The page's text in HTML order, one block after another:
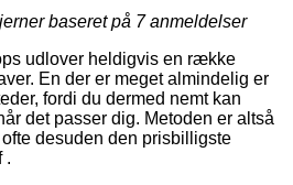
baseret på 7anmeldelser
udlover heldigvis en række
En der er meget almindelig er
fordi du dermed nemt kan
det passer dig. Metoden er altså
desuden den prisbilligste
.